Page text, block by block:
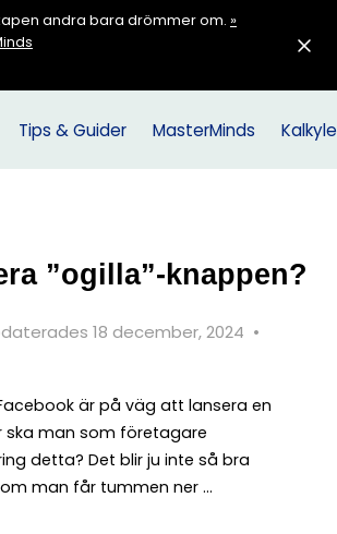
andra bara drömmer om. »
Tips & Guider MasterMinds
”ogilla”-­knappen?
18 december, 2024 •
är på väg att lansera en
ska man som företagare
detta? Det blir ju inte så bra
man får tummen ner …